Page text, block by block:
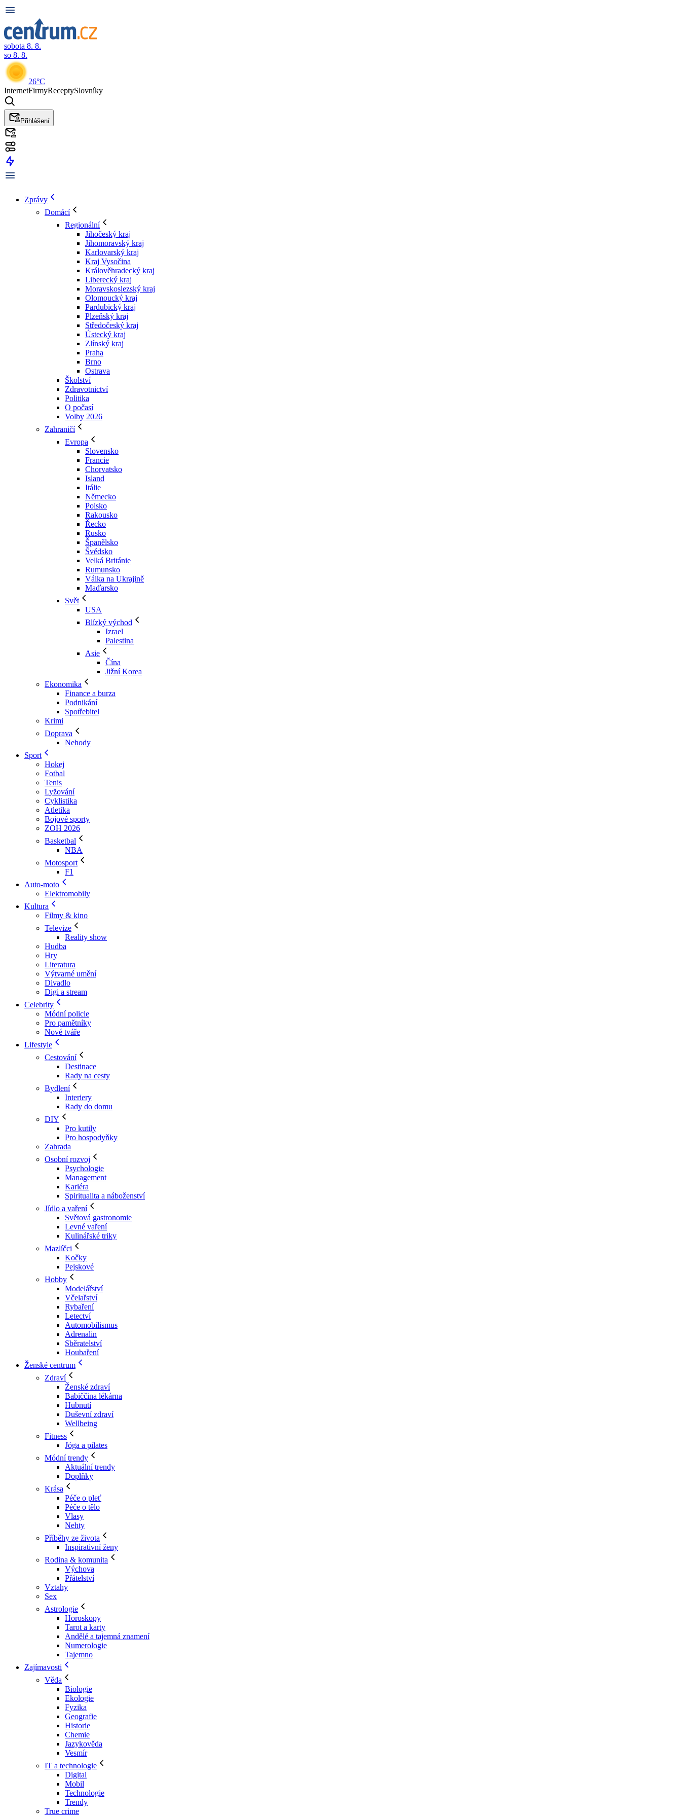
sobota 8. 8.
so 8. 8.
26°C
InternetFirmyReceptySlovníky
Přihlášení
Zprávy
Domácí
Regionální
Jihočeský kraj
Jihomoravský kraj
Karlovarský kraj
Kraj Vysočina
Králověhradecký kraj
Liberecký kraj
Moravskoslezský kraj
Olomoucký kraj
Pardubický kraj
Plzeňský kraj
Středočeský kraj
Ústecký kraj
Zlínský kraj
Praha
Brno
Ostrava
Školství
Zdravotnictví
Politika
O počasí
Volby 2026
Zahraničí
Evropa
Slovensko
Francie
Chorvatsko
Island
Itálie
Německo
Polsko
Rakousko
Řecko
Rusko
Španělsko
Švédsko
Velká Británie
Rumunsko
Válka na Ukrajině
Maďarsko
Svět
USA
Blízký východ
Izrael
Palestina
Asie
Čína
Jižní Korea
Ekonomika
Finance a burza
Podnikání
Spotřebitel
Krimi
Doprava
Nehody
Sport
Hokej
Fotbal
Tenis
Lyžování
Cyklistika
Atletika
Bojové sporty
ZOH 2026
Basketbal
NBA
Motosport
F1
Auto-moto
Elektromobily
Kultura
Filmy & kino
Televize
Reality show
Hudba
Hry
Literatura
Výtvarné umění
Divadlo
Digi a stream
Celebrity
Módní policie
Pro pamětníky
Nové tváře
Lifestyle
Cestování
Destinace
Rady na cesty
Bydlení
Interiery
Rady do domu
DIY
Pro kutily
Pro hospodyňky
Zahrada
Osobní rozvoj
Psychologie
Management
Kariéra
Spiritualita a náboženství
Jídlo a vaření
Světová gastronomie
Levné vaření
Kulinářské triky
Mazlíčci
Kočky
Pejskové
Hobby
Modelářství
Včelařství
Rybaření
Letectví
Automobilismus
Adrenalin
Sběratelství
Houbaření
Ženské centrum
Zdraví
Ženské zdraví
Babiččina lékárna
Hubnutí
Duševní zdraví
Wellbeing
Fitness
Jóga a pilates
Módní trendy
Aktuální trendy
Doplňky
Krása
Péče o pleť
Péče o tělo
Vlasy
Nehty
Příběhy ze života
Inspirativní ženy
Rodina & komunita
Výchova
Přátelství
Vztahy
Sex
Astrologie
Horoskopy
Tarot a karty
Andělé a tajemná znamení
Numerologie
Tajemno
Zajímavosti
Věda
Biologie
Ekologie
Fyzika
Geografie
Historie
Chemie
Jazykověda
Vesmír
IT a technologie
Digital
Mobil
Technologie
Trendy
True crime